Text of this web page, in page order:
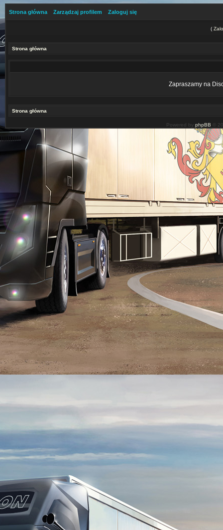
Strona główna Zarządzaj profilem Zaloguj się
(
Strona główna
Zapraszamy na
Strona główna
Powered by phpBB ©